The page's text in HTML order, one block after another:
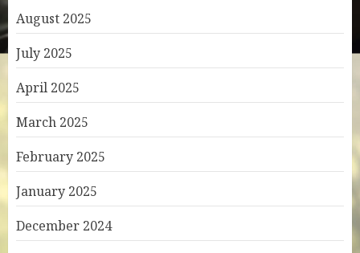
August 2025
July 2025
April 2025
March 2025
February 2025
January 2025
December 2024